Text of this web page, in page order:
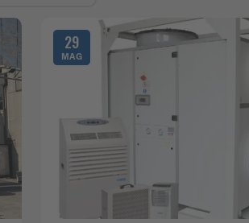
29
MAG